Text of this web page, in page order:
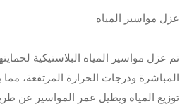
عزل مواسير المياه
تم عزل مواسير المياه البلاستيكية
المباشرة ودرجات الحرارة المرتفعة،
توزيع المياه ويطيل عمر المواسير عن